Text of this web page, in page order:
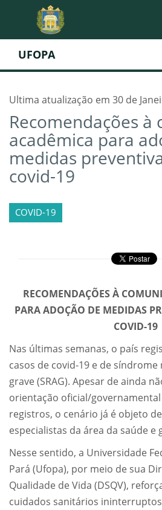
UFOPA
Ultima atualização em 30 de
Recomendações à
acadêmica para
medidas
covid-19
COVID-19
RECOMENDAÇÕES À
PARA ADOÇÃO DE MEDIDAS
COVID-19
Nas últimas semanas, o país
casos de covid-19 e de
grave (SRAG). Apesar de ainda
orientação oficial/
registros, o cenário já é objeto
especialistas da área da saúde e
Nesse sentido, a Universidade
Pará (Ufopa), por meio de sua
Qualidade de Vida (DSQV),
cuidados sanitários